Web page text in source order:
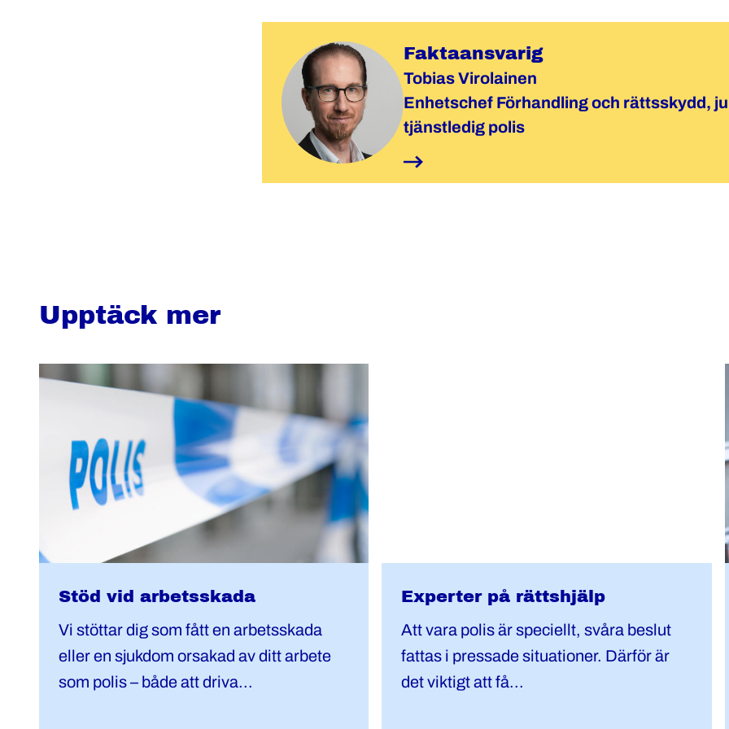
Faktaansvarig
Tobias Virolainen
Enhetschef Förhandling och rättsskydd,
tjänstledig polis
Upptäck mer
Stöd vid arbetsskada
Vi stöttar dig som fått en arbetsskada
eller en sjukdom orsakad av ditt arbete
som polis – både att driva...
Experter på rättshjälp
Att vara polis är speciellt, svåra beslut
fattas i pressade situationer. Därför är
det viktigt att få...